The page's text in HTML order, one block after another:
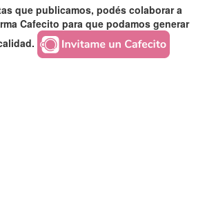
que publicamos, podés colaborar a
Cafecito para que podamos generar